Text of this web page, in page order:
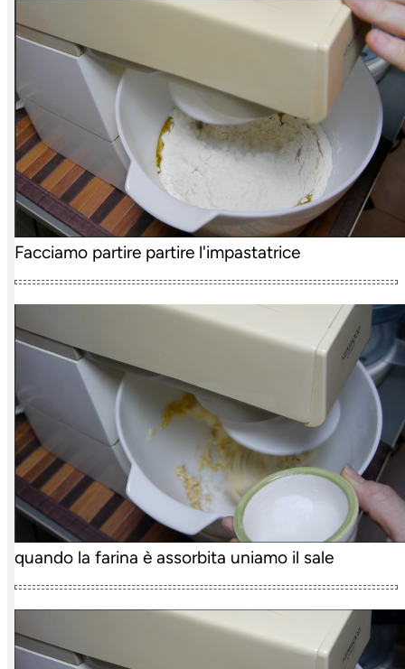
Facciamo partire partire l'impastatrice
quando la farina è assorbita uniamo il sale